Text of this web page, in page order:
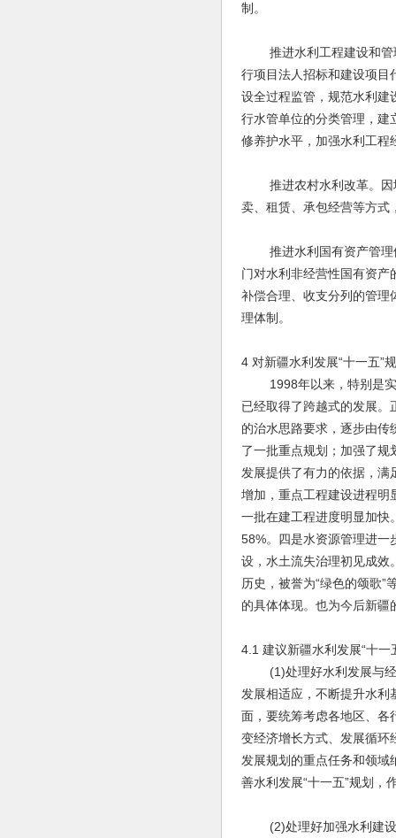
制。
推进水利工程建设和管理
行项目法人招标和建设项目
设全过程监管，规范水利建
行水管单位的分类管理，建
修养护水平，加强水利工程
推进农村水利改革。因地
卖、租赁、承包经营等方式
推进水利国有资产管理体
门对水利非经营性国有资
补偿合理、收支分列的管理
理体制。
4 对新疆水利发展“十一五”
1998年以来，特别是实
已经取得了跨越式的发展
的治水思路要求，逐步由
了一批重点规划；加强了
发展提供了有力的依据，
增加，重点工程建设进程明
一批在建工程进度明显加快
58%。四是水资源管理进一
设，水土流失治理初见成效
历史，被誉为“绿色的颂歌
的具体体现。也为今后新疆
4.1 建议新疆水利发展“十
(1)处理好水利发展与经
发展相适应，不断提升水
面，要统筹考虑各地区、各
变经济增长方式、发展循环
发展规划的重点任务和领
善水利发展“十一五”规划，
(2)处理好加强水利建设